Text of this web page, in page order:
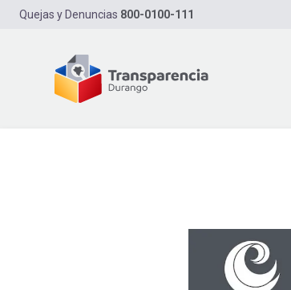
Quejas y Denuncias 800-0100-111